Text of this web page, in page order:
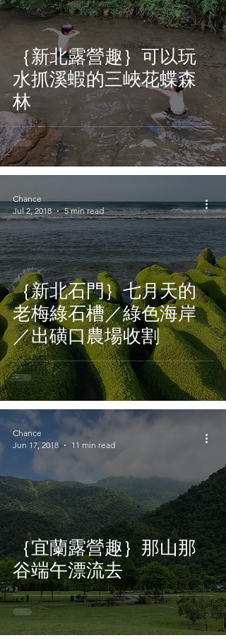
｛新北露營趣｝可以玩
水抓溪蝦的三峽花蝶森
林
｛新北石門｝七月天的
老梅綠石槽／綠色海岸
／出磺口農場收割
Chance
Jul 2, 2018
5 min read
｛宜蘭露營趣｝那山那
谷端午漂流去
Chance
Jun 17, 2018
11 min read